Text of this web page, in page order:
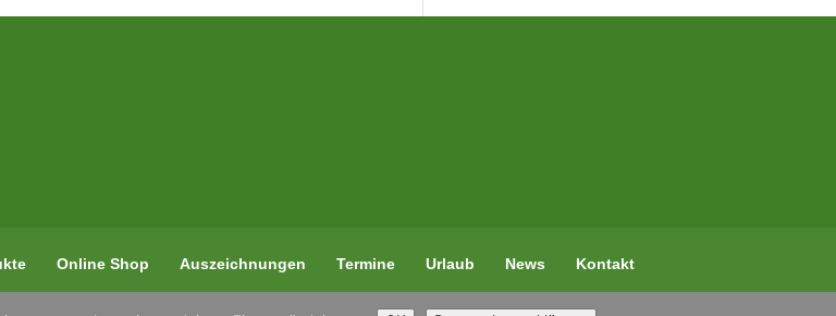
Online Shop Auszeichnungen Termine Urlaub News Kontakt